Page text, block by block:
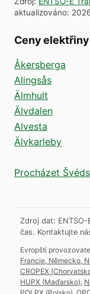
aktualizováno:
Ceny
Åkersberga
Alingsås
Älmhult
Älvdalen
Alvesta
Älvkarleby
Procházet
Zdroj dat: ENTSO-
čas. Kontaktujte
Evropští
Francie, Německo,
CROPEX (
HUPX (Maďarsko)